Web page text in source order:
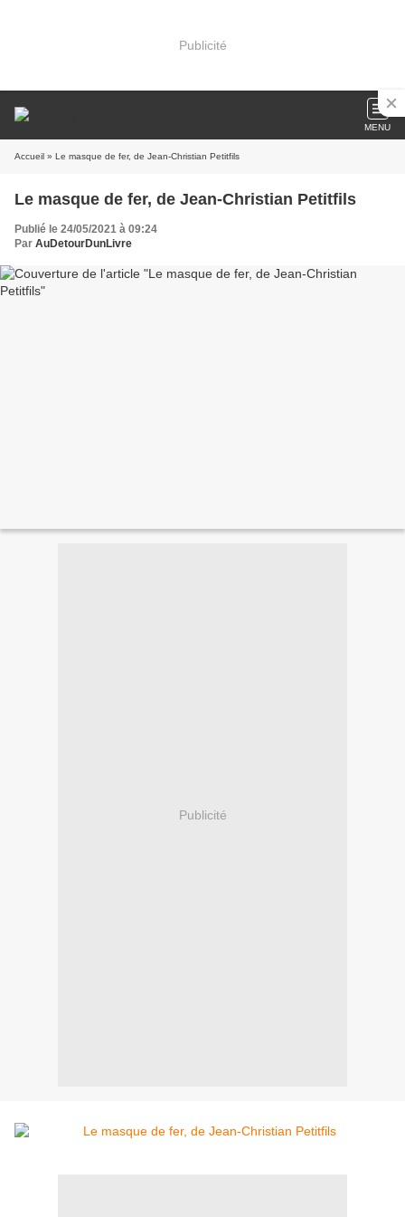
Publicité
MENU
Accueil » Le masque de fer, de Jean-Christian Petitfils
Le masque de fer, de Jean-Christian Petitfils
Publié le 24/05/2021 à 09:24
Par AuDetourDunLivre
Publicité